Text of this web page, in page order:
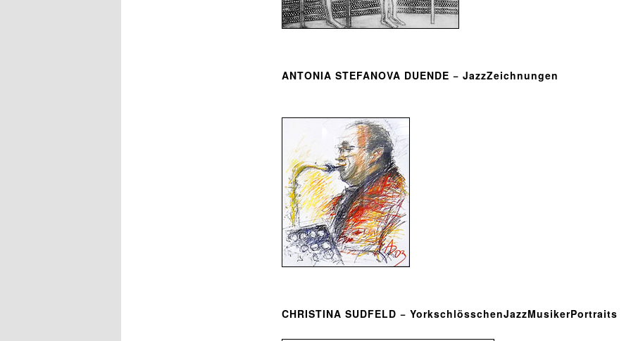
ANTONIA STEFANOVA DUENDE − JazzZeichnungen
CHRISTINA SUDFELD − YorkschlösschenJazzMusikerPortraits